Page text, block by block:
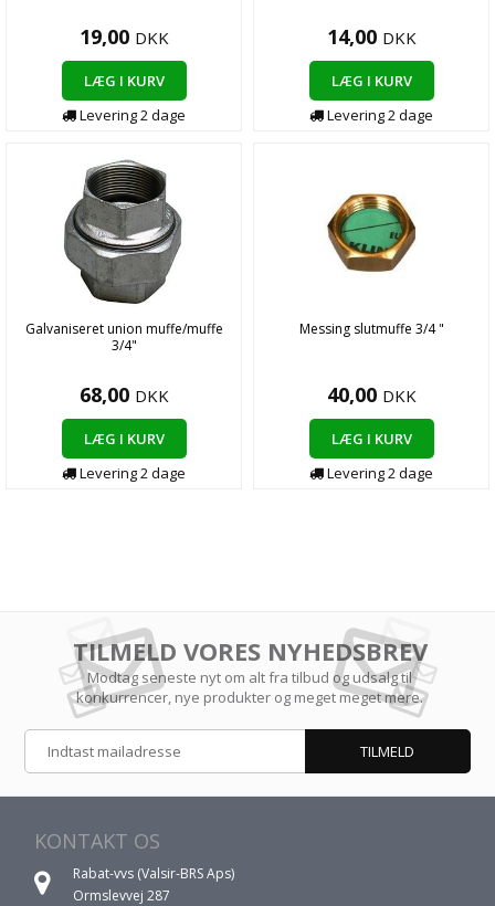
19,00 DKK
LÆG I KURV
Levering 2 dage
14,00 DKK
LÆG I KURV
Levering 2 dage
Galvaniseret union muffe/muffe
3/4"
68,00 DKK
LÆG I KURV
Levering 2 dage
Messing slutmuffe 3/4 "
40,00 DKK
LÆG I KURV
Levering 2 dage
TILMELD VORES NYHEDSBREV
Modtag seneste nyt om alt fra tilbud og udsalg til
konkurrencer, nye produkter og meget meget mere.
KONTAKT OS
Rabat-vvs (Valsir-BRS Aps)
Ormslevvej 287